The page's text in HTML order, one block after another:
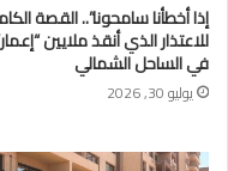
إذا أخطأنا سامحونا”.. القصة
للاعتذار الذي أنقذ ملايين
في الساحل الشمالي
يوليو 30, 2026